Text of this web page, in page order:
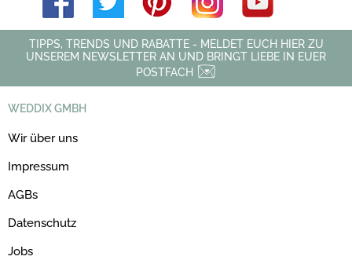
TIPPS, TRENDS UND RABATTE - MELDET EUCH HIER ZU
UNSEREM NEWSLETTER AN UND BRINGT LIEBE IN EUER
POSTFACH
WEDDIX GMBH
Wir über uns
Impressum
AGBs
Datenschutz
Jobs